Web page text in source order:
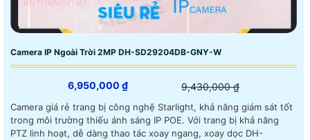
Camera IP Ngoài Trời 2MP DH-SD29204DB-GNY-W
6,950,000 ₫ 9,430,000 ₫
Camera giá rẻ trang bị công nghệ Starlight, khả năng giám sát tốt
trong môi trường thiếu ánh sáng IP POE. Với trang bị khả năng
PTZ linh hoạt, dễ dàng thao tác xoay ngang, xoay dọc DH-